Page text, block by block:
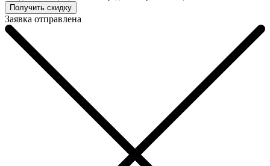
Заявка отправлена